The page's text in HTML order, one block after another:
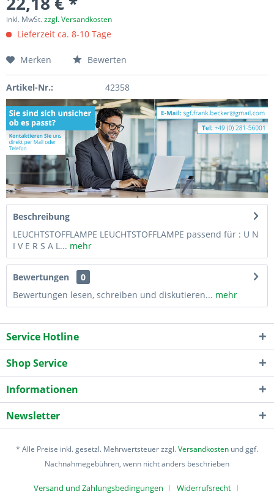
inkl. MwSt.zzgl. Versandkosten
Lieferzeit ca. 8-10 Tage
Merken Bewerten
Artikel-Nr.: 42358
Beschreibung
LEUCHTSTOFFLAMPE LEUCHTSTOFFLAMPE passend für : U N
I V E R S A L... mehr
Bewertungen
0
Bewertungen lesen, schreiben und diskutieren... mehr
Service Hotline
Shop Service
Informationen
Newsletter
* Alle Preise inkl. gesetzl. Mehrwertsteuer zzgl.Versandkosten und ggf.
Nachnahmegebühren, wenn nicht anders beschrieben
Versand und Zahlungsbedingungen Widerrufsrecht